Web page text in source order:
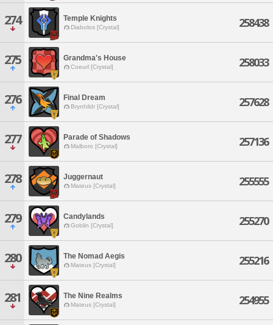
274 Temple Knights
Diabolos [Crystal] 258438
275 Grandma's House
Coeurl [Crystal] 258033
276 Final Dream
Brynhildr [Crystal] 257628
277 Parade of Shadows
Malboro [Crystal] 257136
278 Juggernaut
Mateus [Crystal] 255555
279 Candylands
Goblin [Crystal] 255270
280 The Nomad Aegis
Mateus [Crystal] 255216
281 The Nine Realms
Mateus [Crystal] 254955